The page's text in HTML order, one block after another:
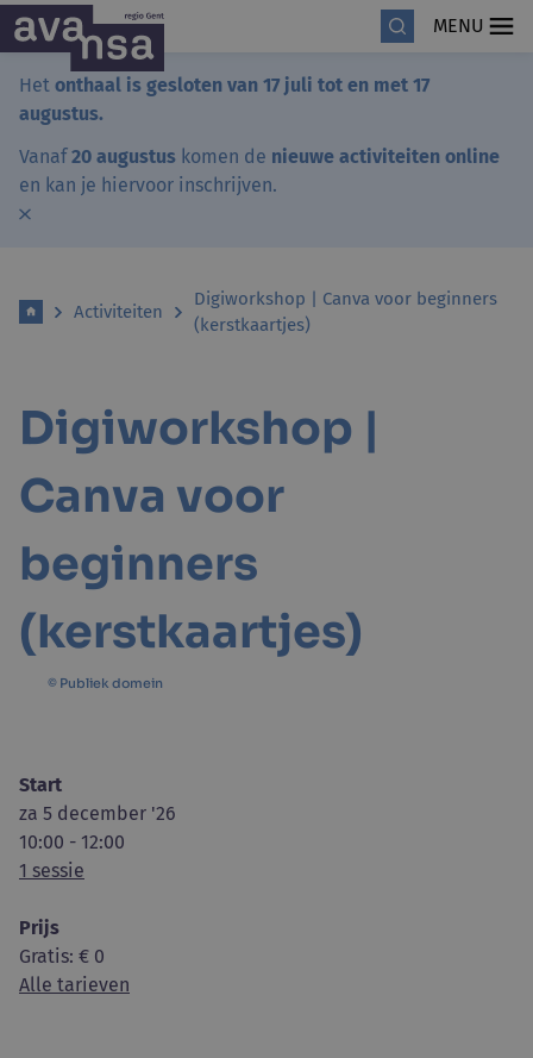
MENU
Het onthaal is gesloten van 17 juli tot en met 17
augustus.
Vanaf20 augustus komen de nieuwe activiteiten online
en kan je hiervoor inschrijven.
Activiteiten
Digiworkshop | Canva voor beginners
(kerstkaartjes)
Digiworkshop |
Canva voor
beginners
(kerstkaartjes)
© Publiek domein
Start
za 5 december '26
10:00 - 12:00
1 sessie
Prijs
Gratis: € 0
Alle tarieven